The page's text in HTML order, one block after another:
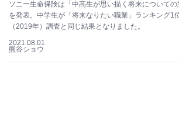
ソニー生命保険は「中高生が思い描く将来について
を発表。中学生が「将来なりたい職業」ランキング1
（2019年）調査と同じ結果となりました。
2021.08.01
熊谷ショウ